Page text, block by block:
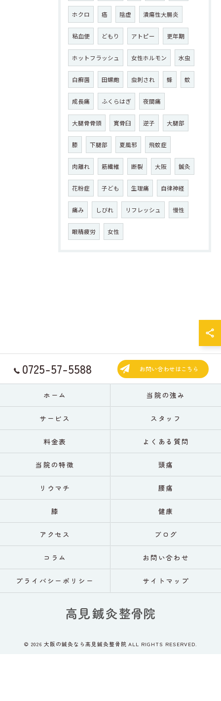
ホクロ 癌 陰虚 潰瘍性大腸炎
粘血便 どもり アトピー 更年期
ホットフラッシュ 女性ホルモン 水虫
白癬菌 田螺皰 虫刺され 蜂 蚊
成長痛 ふくらはぎ 夜間痛
大腿骨骨頭 寛骨臼 逆子 大腿部
膝 下腿部 夏風邪 飛蚊症
肉離れ 筋繊維 断裂 大阪 鍼灸
花粉症 子ども 生理痛 自律神経
痛み しびれ リフレッシュ 慢性
眼精疲労 女性
0725-57-5588 お問い合わせはこちら
ホーム 当院の強み
サービス スタッフ
料金表 よくある質問
当院の特徴 頭痛
リウマチ 腰痛
膝 健康
アクセス ブログ
コラム お問い合わせ
プライバシーポリシー サイトマップ
© 2026 大阪の鍼灸なら高見鍼灸整骨院 ALL RIGHTS RESERVED.